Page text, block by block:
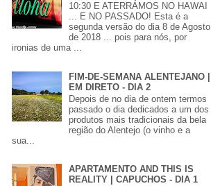
10:30 E ATERRÁMOS NO HAWAI
... E NO PASSADO! Esta é a
segunda versão do dia 8 de Agosto
de 2018 ... pois para nós, por
ironias de uma ...
FIM-DE-SEMANA ALENTEJANO |
EM DIRETO - DIA 2
Depois de no dia de ontem termos
passado o dia dedicados a um dos
produtos mais tradicionais da bela
região do Alentejo (o vinho e a
sua...
APARTAMENTO AND THIS IS
REALITY | CAPUCHOS - DIA 1